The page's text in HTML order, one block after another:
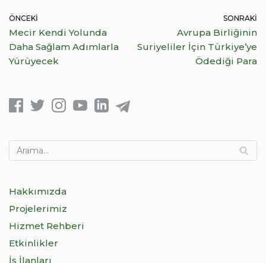
ÖNCEKI
Mecir Kendi Yolunda
Daha Sağlam Adımlarla
Yürüyecek
SONRAKI
Avrupa Birliğinin
Suriyeliler İçin Türkiye’ye
Ödediği Para
Hakkımızda
Projelerimiz
Hizmet Rehberi
Etkinlikler
İş İlanları